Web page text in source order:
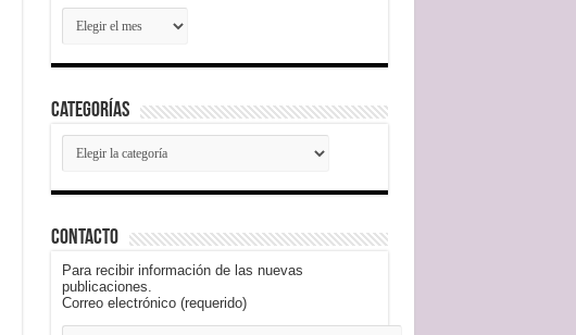
Archivos
Categorías
Categorías
Contacto
Para recibir información de las nuevas
publicaciones.
Correo electrónico (requerido)